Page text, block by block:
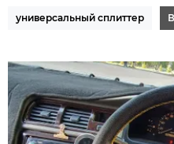
универсальный сплиттер